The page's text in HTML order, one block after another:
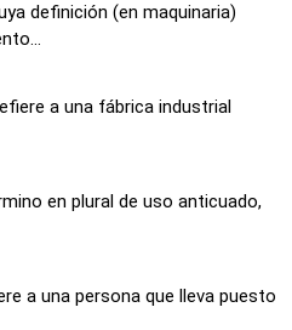
definición (en maquinaria)
a una fábrica industrial
en plural de uso anticuado,
a una persona que lleva puesto